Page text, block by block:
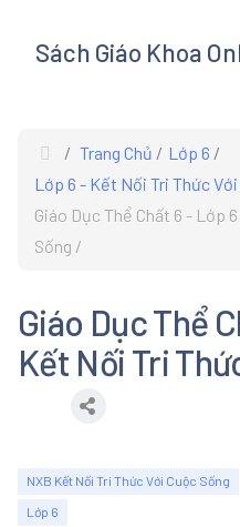
Sách Giáo Khoa
Trang Chủ
Lớp 6
Lớp 6 - Kết Nối Tri Thức Với
Giáo Dục Thể Chất 6 - Lớp
Sống
Giáo Dục Thể
Kết Nối Tri
NXB Kết Nối Tri Thức Với Cuộc Sống
Lớp 6